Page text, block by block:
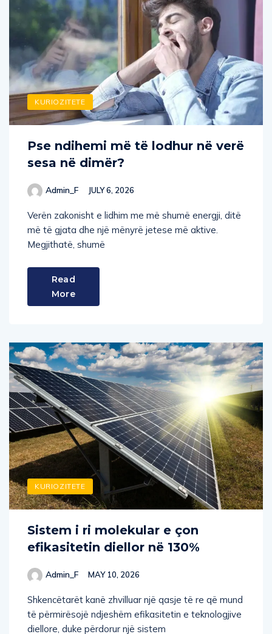
KURIOZITETE
Pse ndihemi më të lodhur në verë
sesa në dimër?
Admin_F JULY 6, 2026
Verën zakonisht e lidhim me më shumë energji, ditë
më të gjata dhe një mënyrë jetese më aktive.
Megjithatë, shumë
Read
More
KURIOZITETE
Sistem i ri molekular e çon
efikasitetin diellor në 130%
Admin_F MAY 10, 2026
Shkencëtarët kanë zhvilluar një qasje të re që mund
të përmirësojë ndjeshëm efikasitetin e teknologjive
diellore, duke përdorur një sistem